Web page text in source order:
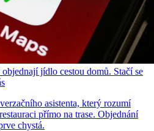
jídlo cestou domů. Stačí se
asistenta, který rozumí
přímo na trase. Objednání
chystá.